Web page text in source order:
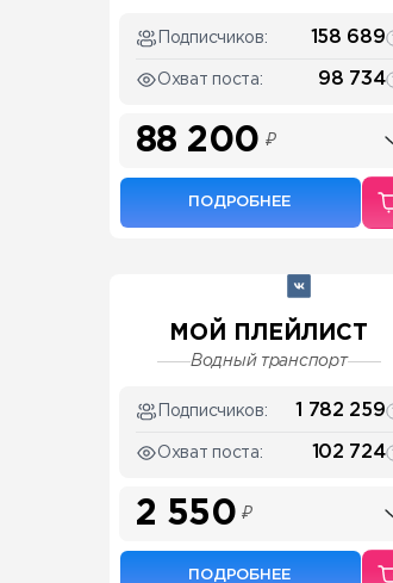
Подписчиков: 158 689
Охват поста: 98 734
88 200 ₽
ПОДРОБНЕЕ
МОЙ ПЛЕЙЛИСТ
Водный транспорт
Подписчиков: 1 782 259
Охват поста: 102 724
2 550 ₽
ПОДРОБНЕЕ